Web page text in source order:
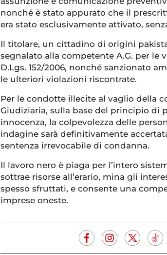
nonché è stato appurato che il
era stato esclusivamente attivato,
Il titolare, un cittadino di origini
segnalato alla competente A.G. per le
D.Lgs. 152/2006, nonché sanzionato
le ulteriori violazioni riscontrate.
Per le condotte illecite al vaglio della
Giudiziaria, sulla base del principio di
innocenza, la colpevolezza delle
indagine sarà definitivamente
sentenza irrevocabile di condanna.
Il lavoro nero è piaga per l’intero
sottrae risorse all’erario, mina gli
spesso sfruttati, e consente una
imprese oneste.